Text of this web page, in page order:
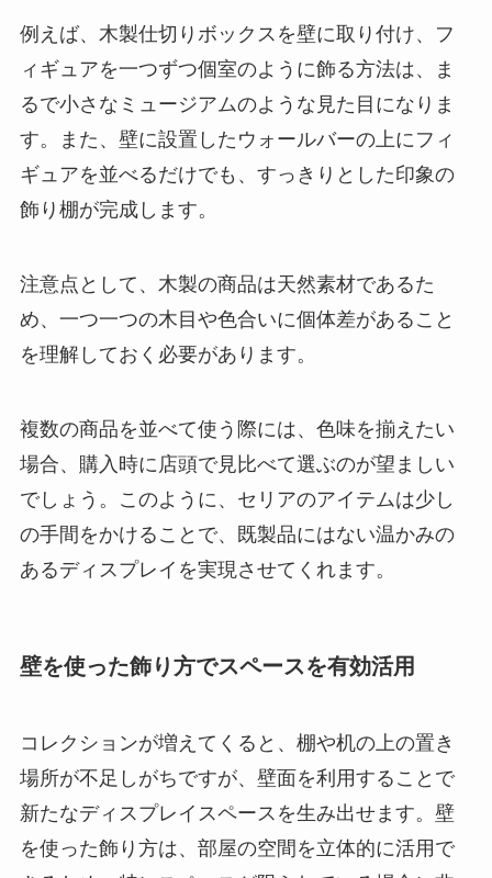
例えば、木製仕切りボックスを壁に取り付け、フ
ィギュアを一つずつ個室のように飾る方法は、ま
るで小さなミュージアムのような見た目になりま
す。また、壁に設置したウォールバーの上にフィ
ギュアを並べるだけでも、すっきりとした印象の
飾り棚が完成します。
注意点として、木製の商品は天然素材であるた
め、一つ一つの木目や色合いに個体差があること
を理解しておく必要があります。
複数の商品を並べて使う際には、色味を揃えたい
場合、購入時に店頭で見比べて選ぶのが望ましい
でしょう。このように、セリアのアイテムは少し
の手間をかけることで、既製品にはない温かみの
あるディスプレイを実現させてくれます。
壁を使った飾り方でスペースを有効活用
コレクションが増えてくると、棚や机の上の置き
場所が不足しがちですが、壁面を利用することで
新たなディスプレイスペースを生み出せます。壁
を使った飾り方は、部屋の空間を立体的に活用で